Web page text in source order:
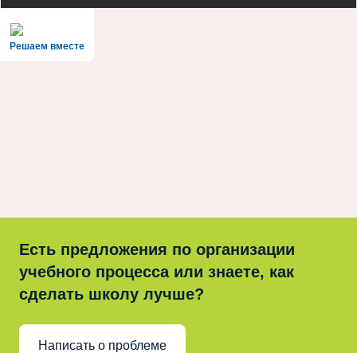
Решаем вместе
Есть предложения по организации
учебного процесса или знаете, как
сделать школу лучше?
Написать о проблеме